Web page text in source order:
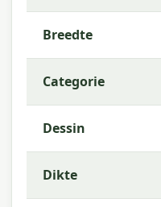
Afmeting:Ca. 30x50
Stof:50% Cotton
Vulling:Polyester
Rits:Ja (hoes
Kleurechtheid:6 of 8
Breedte
Categorie
Dessin
Dikte